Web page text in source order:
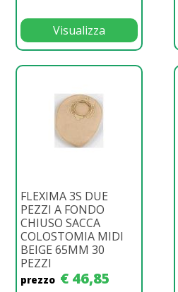
Visualizza
FLEXIMA 3S DUE
PEZZI A FONDO
CHIUSO SACCA
COLOSTOMIA MIDI
BEIGE 65MM 30
PEZZI
prezzo € 46,85